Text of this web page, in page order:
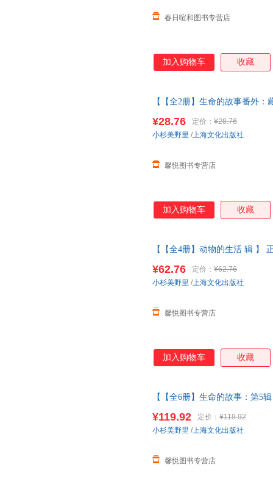
春日喧和图书专营店
加入购物车 收藏
【【全2册】生命的故事番外
线当当客服
¥28.76 定价： ¥28.76
馨悦图书专营店
小杉美野里 /上海文化出版社
加入购物车 收藏
【【全4册】动物的生活 辑 】
当当客服
¥62.76 定价： ¥62.76
馨悦图书专营店
小杉美野里 /上海文化出版社
加入购物车 收藏
【【全6册】生命的故事：第5
当当客服
¥119.92 定价： ¥119.92
馨悦图书专营店
小杉美野里 /上海文化出版社